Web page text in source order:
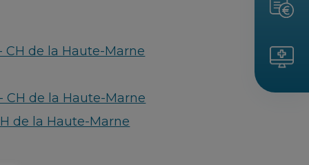
CH de la Haute-Marne
CH de la Haute-Marne
de la Haute-Marne